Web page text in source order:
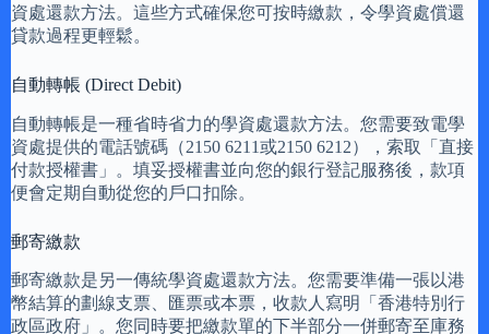
資處還款方法。這些方式確保您可按時繳款，令學資處償還
貸款過程更輕鬆。
自動轉帳 (Direct Debit)
自動轉帳是一種省時省力的學資處還款方法。您需要致電學
資處提供的電話號碼（2150 6211或2150 6212），索取「直接
付款授權書」。填妥授權書並向您的銀行登記服務後，款項
便會定期自動從您的戶口扣除。
郵寄繳款
郵寄繳款是另一傳統學資處還款方法。您需要準備一張以港
幣結算的劃線支票、匯票或本票，收款人寫明「香港特別行
政區政府」。您同時要把繳款單的下半部分一併郵寄至庫務